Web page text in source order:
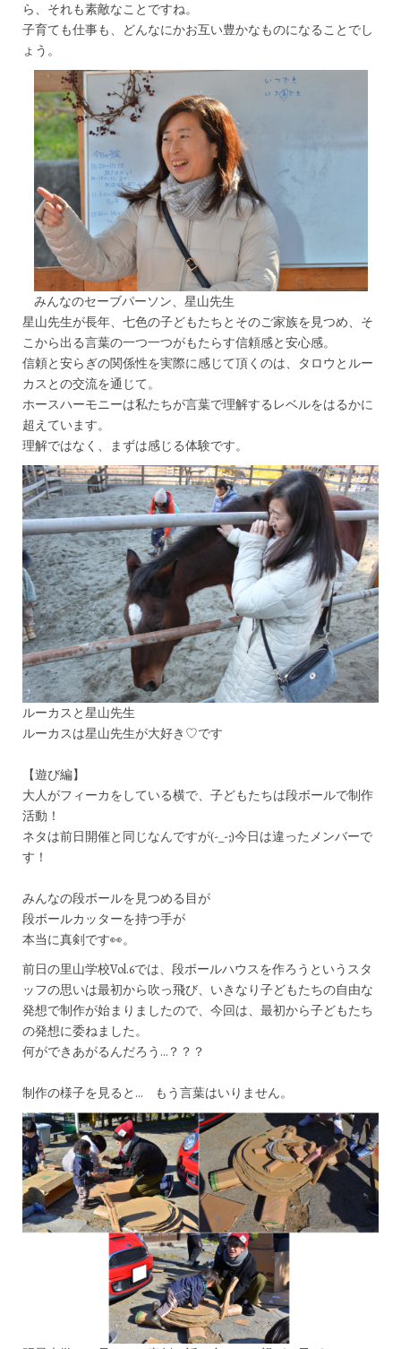
ら、それも素敵なことですね。
子育ても仕事も、どんなにかお互い豊かなものになることでし
ょう。
みんなのセーブパーソン、星山先生
星山先生が長年、七色の子どもたちとそのご家族を見つめ、そ
こから出る言葉の一つ一つがもたらす信頼感と安心感。
信頼と安らぎの関係性を実際に感じて頂くのは、タロウとルー
カスとの交流を通じて。
ホースハーモニーは私たちが言葉で理解するレベルをはるかに
超えています。
理解ではなく、まずは感じる体験です。
ルーカスと星山先生
ルーカスは星山先生が大好き♡です
【遊び編】
大人がフィーカをしている横で、子どもたちは段ボールで制作
活動！
ネタは前日開催と同じなんですが(-_-;)今日は違ったメンバーで
す！
みんなの段ボールを見つめる目が
段ボールカッターを持つ手が
本当に真剣です👀。
前日の里山学校Vol.6では、段ボールハウスを作ろうというスタ
ッフの思いは最初から吹っ飛び、いきなり子どもたちの自由な
発想で制作が始まりましたので、今回は、最初から子どもたち
の発想に委ねました。
何ができあがるんだろう…？？？
制作の様子を見ると… もう言葉はいりません。